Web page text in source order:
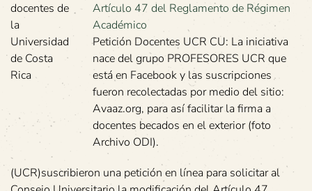
Petición Docentes UCR CU: La iniciativa
nace del grupo PROFESORES UCR que
está en Facebook y las suscripciones
fueron recolectadas por medio del sitio:
Avaaz.org, para así facilitar la firma a
docentes becados en el exterior (foto
Archivo ODI).
docentes de
la
Universidad
de Costa
Rica
(UCR)suscribieron una petición en línea para solicitar al